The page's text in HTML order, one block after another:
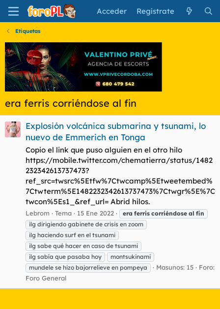
Acceder Regístrate
Etiquetas
era ferris corriéndose al fin
Explosión volcánica submarina y tsunami, lo
nuevo de Emmerich en Tonga
Copio el link que puso alguien en el otro hilo
https://mobile.twitter.com/chematierra/status/1482
232342613737473?
ref_src=twsrc%5Etfw%7Ctwcamp%5Etweetembed%
7Ctwterm%5E1482232342613737473%7Ctwgr%5E%7C
twcon%5Es1_&ref_url= Abrid hilos.
Lebrom Tema 15 Ene 2022 era ferris corriéndose al fin
ilg dirigiendo gabinete de crisis en zoom
ilg haciendo surf en el tsunami
ilg sabe qué hacer en caso de tsunami
ilg sabía que pasaba hoy
montsukinami
mundele se hizo bajorrelieve en pompeya
Masunos: 15
Foro:
Foro General